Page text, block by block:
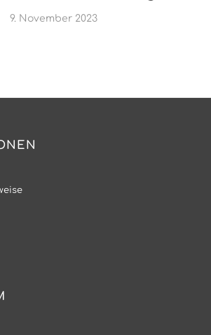
9. November 2023